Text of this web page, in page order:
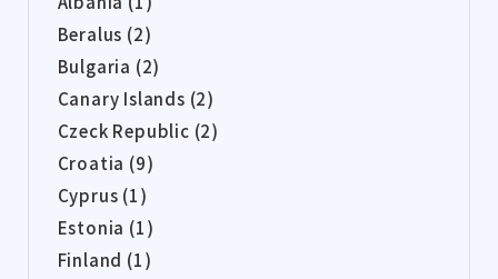
Beralus (2)
Bulgaria (2)
Canary Islands (2)
Czeck Republic (2)
Croatia (9)
Cyprus (1)
Estonia (1)
Finland (1)